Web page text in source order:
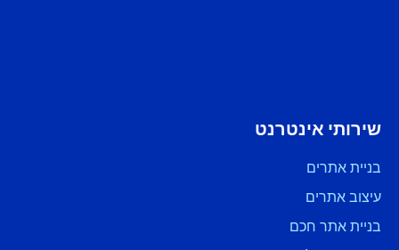
שירותי אינטרנט
בניית אתרים
עיצוב אתרים
בניית אתר חכם